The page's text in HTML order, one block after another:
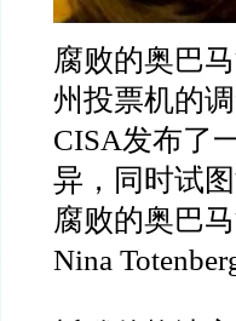
腐败的奥巴
州投票机的
CISA发布了
异，同时试
腐败的奥巴
Nina